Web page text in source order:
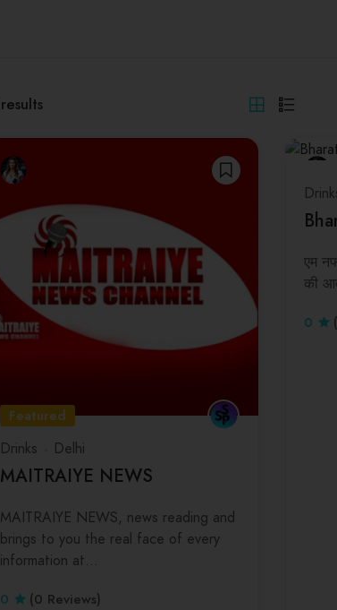
results
Featured
Drinks
Delhi
MAITRAIYE NEWS
MAITRAIYE NEWS, news reading and
brings to you the real face of every
information at…
0
(0 Reviews)
एम
की
0